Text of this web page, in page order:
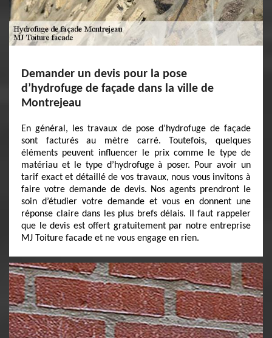
Demander un devis pour la pose
d’hydrofuge de façade dans la ville de
Montrejeau
En général, les travaux de pose d’hydrofuge de façade
sont facturés au mètre carré. Toutefois, quelques
éléments peuvent influencer le prix comme le type de
matériau et le type d’hydrofuge à poser. Pour avoir un
tarif exact et détaillé de vos travaux, nous vous invitons à
faire votre demande de devis. Nos agents prendront le
soin d’étudier votre demande et vous en donnent une
réponse claire dans les plus brefs délais. Il faut rappeler
que le devis est offert gratuitement par notre entreprise
MJ Toiture facade et ne vous engage en rien.